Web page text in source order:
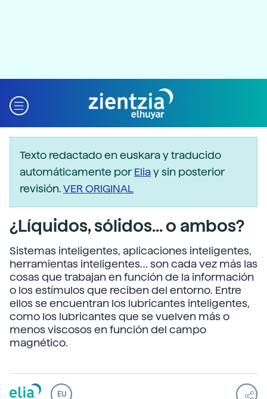
Texto redactado en euskara y traducido
automáticamente porEliay sin posterior
revisión.VER ORIGINAL
¿Líquidos, sólidos... o ambos?
Sistemas inteligentes, aplicaciones inteligentes,
herramientas inteligentes… son cada vez más las
cosas que trabajan en función de la información
o los estímulos que reciben del entorno. Entre
ellos se encuentran los lubricantes inteligentes,
como los lubricantes que se vuelven más o
menos viscosos en función del campo
magnético.
EU